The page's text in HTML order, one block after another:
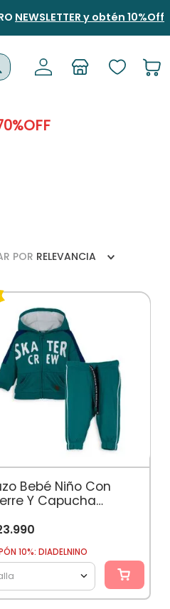
NEWSLETTER y obtén 10%Off
POR RELEVANCIA
Bebé Niño Con
Y Capucha
.990
10%: DIADELNINO